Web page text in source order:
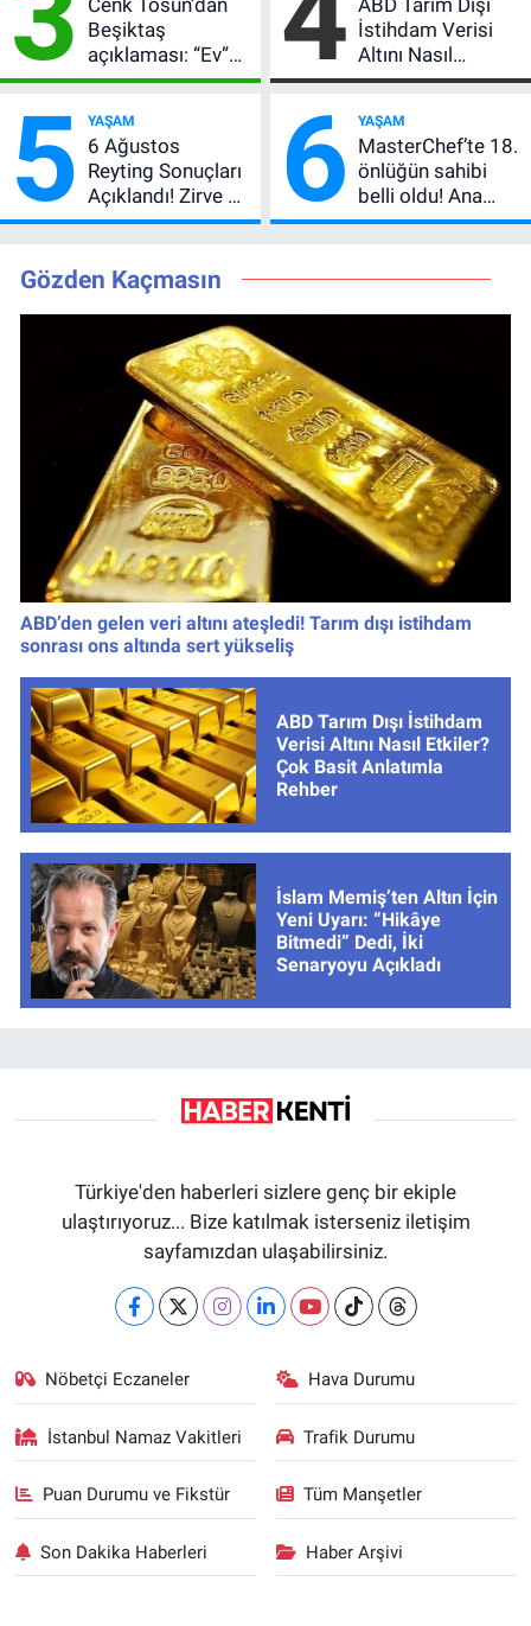
Daha Listede
Cenk Tosun’dan
Beşiktaş
açıklaması: “Ev”
dedi, asıl mesajı
verdi
ABD Tarım Dışı
İstihdam Verisi
Altını Nasıl
Etkiler? Çok Basit
5 YAŞAM
6 Ağustos
Reyting Sonuçları
Açıklandı! Zirve El
Değiştirdi:
MasterChef'i
Geride Bıraktı
6 YAŞAM
MasterChef’te 18.
önlüğün sahibi
belli oldu! Ana
kadroya giren
Gözden Kaçmasın
ABD’den gelen veri altını ateşledi! Tarım dışı istihdam
sonrası ons altında sert yükseliş
ABD Tarım Dışı İstihdam
Verisi Altını Nasıl Etkiler?
Çok Basit Anlatımla
Rehber
İslam Memiş’ten Altın İçin
Yeni Uyarı: “Hikâye
Bitmedi” Dedi, İki
Senaryoyu Açıkladı
Türkiye'den haberleri sizlere genç bir ekiple
ulaştırıyoruz... Bize katılmak isterseniz iletişim
sayfamızdan ulaşabilirsiniz.
Nöbetçi Eczaneler Hava Durumu
İstanbul Namaz Vakitleri Trafik Durumu
Puan Durumu ve Fikstür Tüm Manşetler
Son Dakika Haberleri Haber Arşivi